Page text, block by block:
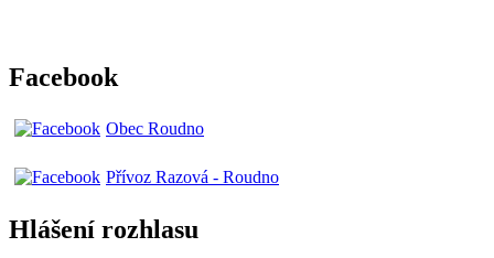
Facebook
Obec Roudno
Přívoz Razová - Roudno
Hlášení rozhlasu